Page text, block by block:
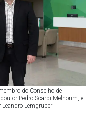
do Conselho de
Pedro Scarpi Melhorim, e
Lemgruber